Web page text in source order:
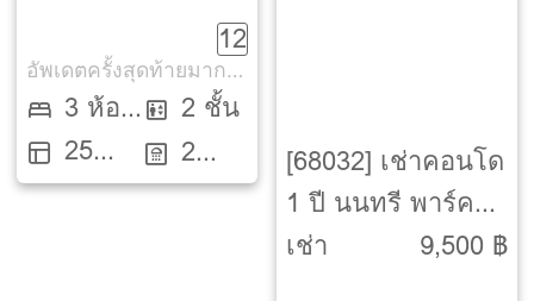
[Baan Pruksa 79
Lumlukka Klong 3]
12
อัพเดตครั้งสุดท้ายมากกว่า 30 วัน
3 ห้อง
นอน25
ตรว.
2 ชั้น
2
ห้องน้ำ
[68032] เช่าคอนโด
1 ปี นนทรี พาร์ค
วิว [Nonsri Park
เช่า
9,500 ฿